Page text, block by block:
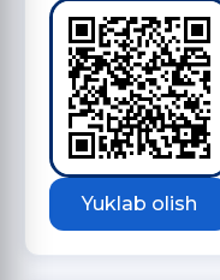
Yuklab olish